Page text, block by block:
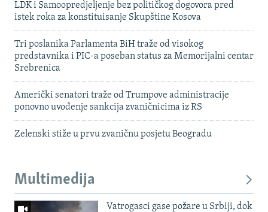
LDK i Samoopredjeljenje bez političkog dogovora pred
istek roka za konstituisanje Skupštine Kosova
Tri poslanika Parlamenta BiH traže od visokog
predstavnika i PIC-a poseban status za Memorijalni centar
Srebrenica
Američki senatori traže od Trumpove administracije
ponovno uvođenje sankcija zvaničnicima iz RS
Zelenski stiže u prvu zvaničnu posjetu Beogradu
Multimedija
Vatrogasci gase požare u Srbiji, dok